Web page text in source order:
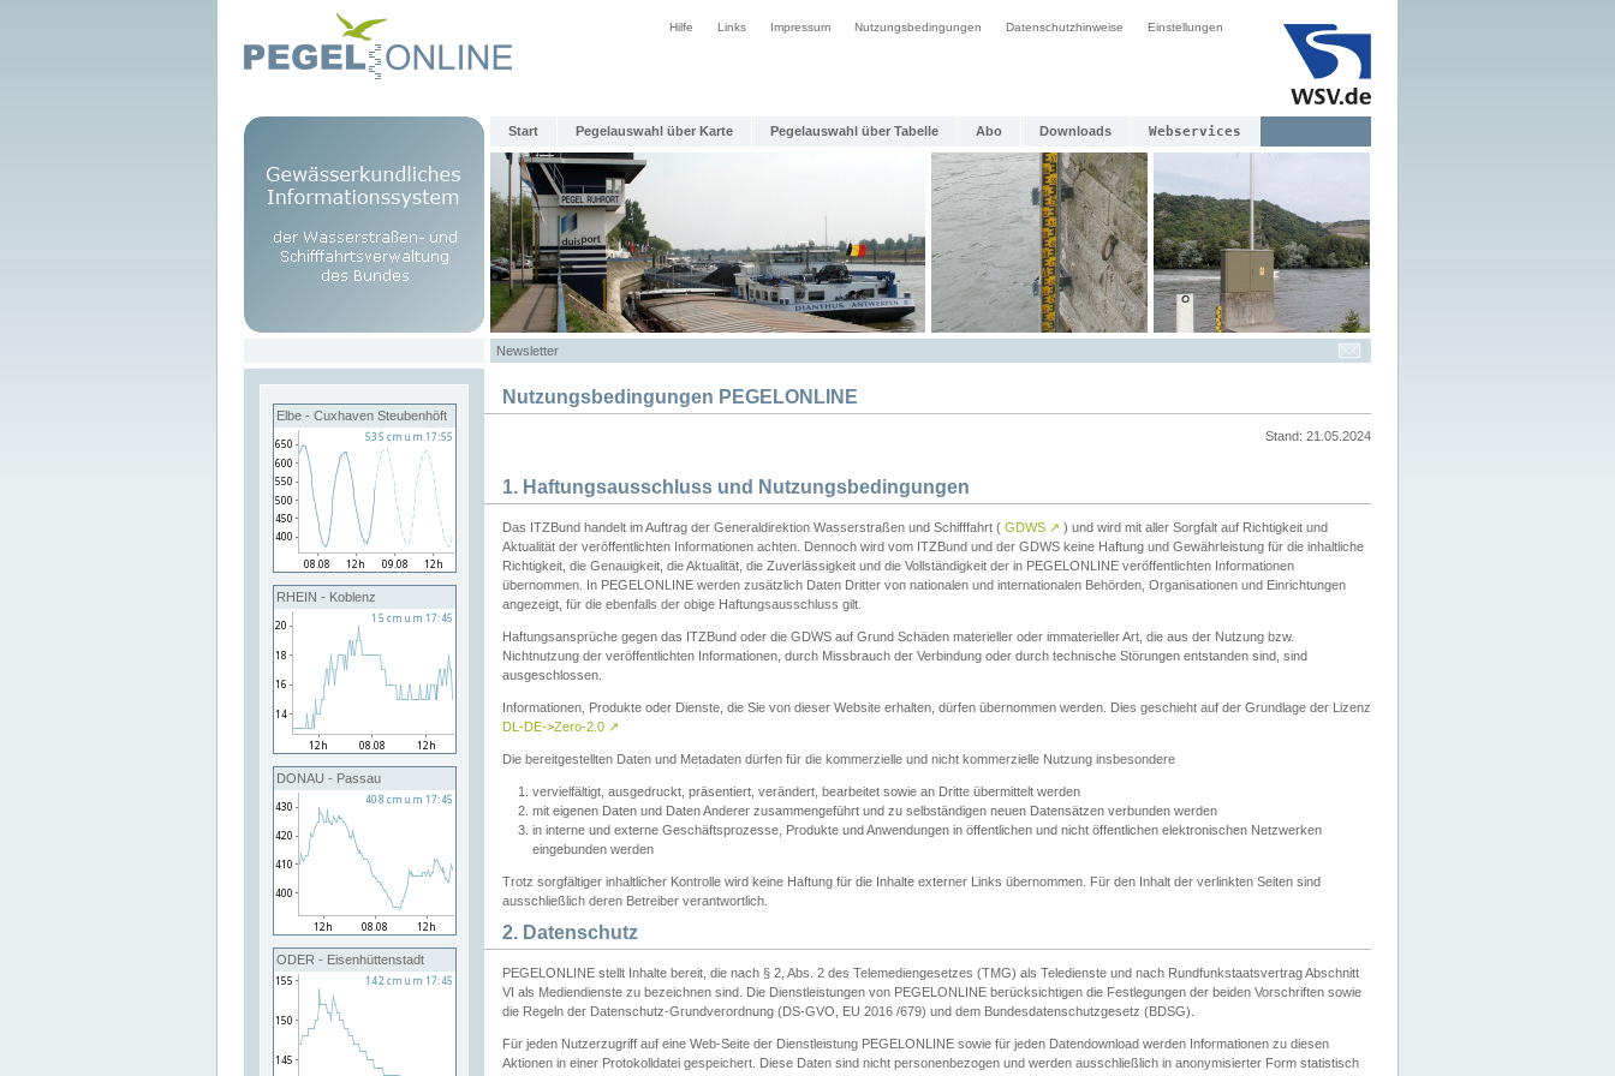
Hilfe Links Impressum Nutzungsbedingungen Datenschutzhinweise Einstellungen
Start Pegelauswahl über Karte Pegelauswahl über Tabelle Abo Downloads Webservices
Newsletter
Elbe - Cuxhaven Steubenhöft
RHEIN - Koblenz
DONAU - Passau
ODER - Eisenhüttenstadt
Nutzungsbedingungen PEGELONLINE
Stand: 21.05.2024
1. Haftungsausschluss und Nutzungsbedingungen
Das ITZBund handelt im Auftrag der Generaldirektion Wasserstraßen und Schifffahrt ( GDWS ↗ ) und wird mit aller Sorgfalt auf Richtigkeit und
Aktualität der veröffentlichten Informationen achten. Dennoch wird vom ITZBund und der GDWS keine Haftung und Gewährleistung für die inhaltliche
Richtigkeit, die Genauigkeit, die Aktualität, die Zuverlässigkeit und die Vollständigkeit der in PEGELONLINE veröffentlichten Informationen
übernommen. In PEGELONLINE werden zusätzlich Daten Dritter von nationalen und internationalen Behörden, Organisationen und Einrichtungen
angezeigt, für die ebenfalls der obige Haftungsausschluss gilt.
Haftungsansprüche gegen das ITZBund oder die GDWS auf Grund Schäden materieller oder immaterieller Art, die aus der Nutzung bzw.
Nichtnutzung der veröffentlichten Informationen, durch Missbrauch der Verbindung oder durch technische Störungen entstanden sind, sind
ausgeschlossen.
Informationen, Produkte oder Dienste, die Sie von dieser Website erhalten, dürfen übernommen werden. Dies geschieht auf der Grundlage der Lizenz
DL-DE->Zero-2.0 ↗
Die bereitgestellten Daten und Metadaten dürfen für die kommerzielle und nicht kommerzielle Nutzung insbesondere
vervielfältigt, ausgedruckt, präsentiert, verändert, bearbeitet sowie an Dritte übermittelt werden
mit eigenen Daten und Daten Anderer zusammengeführt und zu selbständigen neuen Datensätzen verbunden werden
in interne und externe Geschäftsprozesse, Produkte und Anwendungen in öffentlichen und nicht öffentlichen elektronischen Netzwerken
eingebunden werden
Trotz sorgfältiger inhaltlicher Kontrolle wird keine Haftung für die Inhalte externer Links übernommen. Für den Inhalt der verlinkten Seiten sind
ausschließlich deren Betreiber verantwortlich.
2. Datenschutz
PEGELONLINE stellt Inhalte bereit, die nach § 2, Abs. 2 des Telemediengesetzes (TMG) als Teledienste und nach Rundfunkstaatsvertrag Abschnitt
VI als Mediendienste zu bezeichnen sind. Die Dienstleistungen von PEGELONLINE berücksichtigen die Festlegungen der beiden Vorschriften sowie
die Regeln der Datenschutz-Grundverordnung (DS-GVO, EU 2016 /679) und dem Bundesdatenschutzgesetz (BDSG).
Für jeden Nutzerzugriff auf eine Web-Seite der Dienstleistung PEGELONLINE sowie für jeden Datendownload werden Informationen zu diesen
Aktionen in einer Protokolldatei gespeichert. Diese Daten sind nicht personenbezogen und werden ausschließlich in anonymisierter Form statistisch